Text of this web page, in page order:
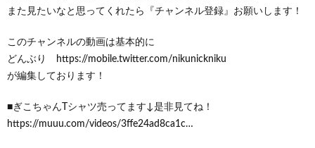
また見たいなと思ってくれたら『チャンネル登録』お願いします！
このチャンネルの動画は基本的に
どんぶり https://mobile.twitter.com/nikunickniku
が編集しております！
■ぎこちゃんTシャツ売ってます↓是非見てね！
https://muuu.com/videos/3ffe24ad8ca1c…